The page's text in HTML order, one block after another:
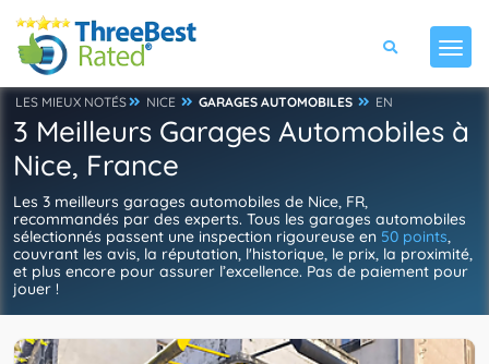
LES MIEUX NOTÉS NICE GARAGES AUTOMOBILES EN
3 Meilleurs Garages Automobiles à
Nice, France
Les 3 meilleurs garages automobiles de Nice, FR,
recommandés par des experts. Tous les garages automobiles
sélectionnés passent une inspection rigoureuse en 50 points,
couvrant les avis, la réputation, l'historique, le prix, la proximité,
et plus encore pour assurer l’excellence. Pas de paiement pour
jouer !